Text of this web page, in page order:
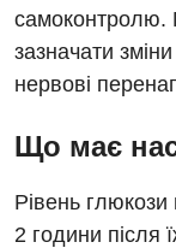
Дитяча
Дитяча
Дитяча
Дитяча
самоконтролю.
зазначати
нервові
Що має
Рівень
2 години після